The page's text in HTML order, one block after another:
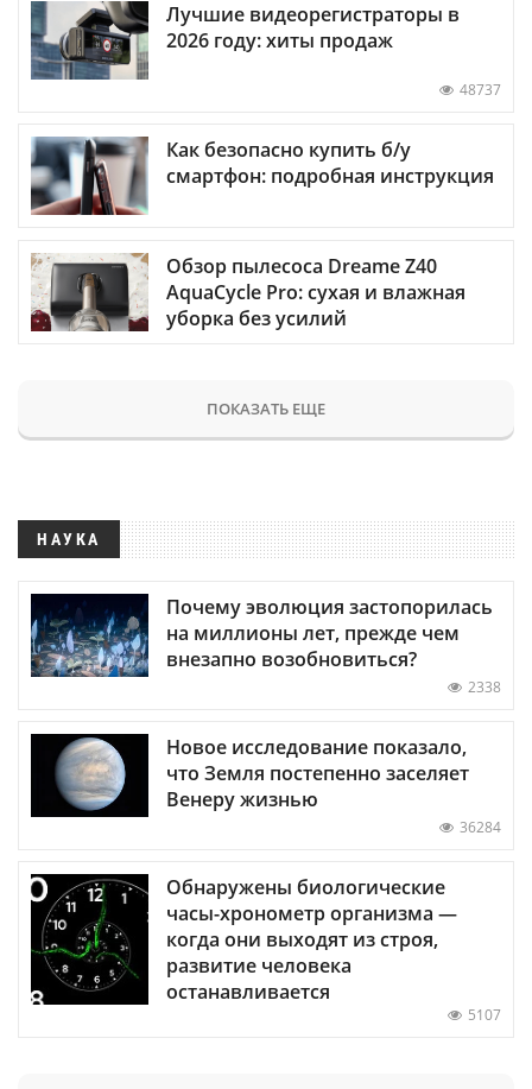
Лучшие видеорегистраторы в
2026 году: хиты продаж
48737
Как безопасно купить б/у
смартфон: подробная инструкция
Обзор пылесоса Dreame Z40
AquaCycle Pro: сухая и влажная
уборка без усилий
ПОКАЗАТЬ ЕЩЕ
НАУКА
Почему эволюция застопорилась
на миллионы лет, прежде чем
внезапно возобновиться?
2338
Новое исследование показало,
что Земля постепенно заселяет
Венеру жизнью
36284
Обнаружены биологические
часы-хронометр организма —
когда они выходят из строя,
развитие человека
останавливается
5107